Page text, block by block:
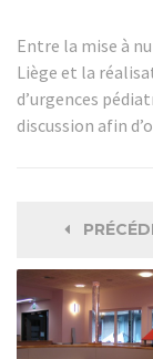
Entre la mise à
Liège et la
d’urgences
discussion afin